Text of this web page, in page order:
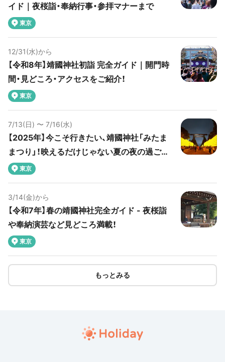
イド｜夜桜詣・奉納行事・参拝マナーまで
東京
12/31(水)から
【令和8年】靖國神社初詣 完全ガイド｜開門時
間・見どころ・アクセスをご紹介！
東京
7/13(日) 〜 7/16(水)
【2025年】今こそ行きたい、靖國神社「みたま
まつり」！映えるだけじゃない夏の夜の過ごし
方 東京
3/14(金)から
【令和7年】春の靖國神社完全ガイド - 夜桜詣
や奉納演芸など見どころ満載！
東京
もっとみる